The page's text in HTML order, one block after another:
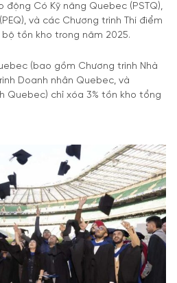
động Có Kỹ năng Quebec (PSTQ),
và các Chương trình Thí điểm
tồn kho trong năm 2025.
(bao gồm Chương trình Nhà
Doanh nhân Quebec, và
Quebec) chỉ xóa 3% tồn kho tổng